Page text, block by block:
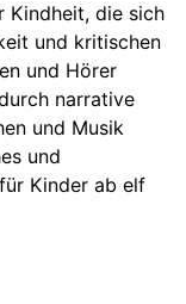
Kindheit, die sich
und kritischen
und Hörer
narrative
und Musik
und
Kinder ab elf